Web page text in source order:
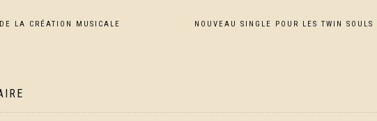
LA CRÉATION MUSICALE NOUVEAU SINGLE POUR LES TWIN SOULS